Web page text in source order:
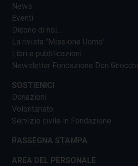
News
Eventi
Dicono di noi...
La rivista "Missione Uomo"
Libri e pubblicazioni
Newsletter Fondazione Don Gnocchi
SOSTIENICI
Donazioni
Volontariato
Servizio civile in Fondazione
RASSEGNA STAMPA
AREA DEL PERSONALE